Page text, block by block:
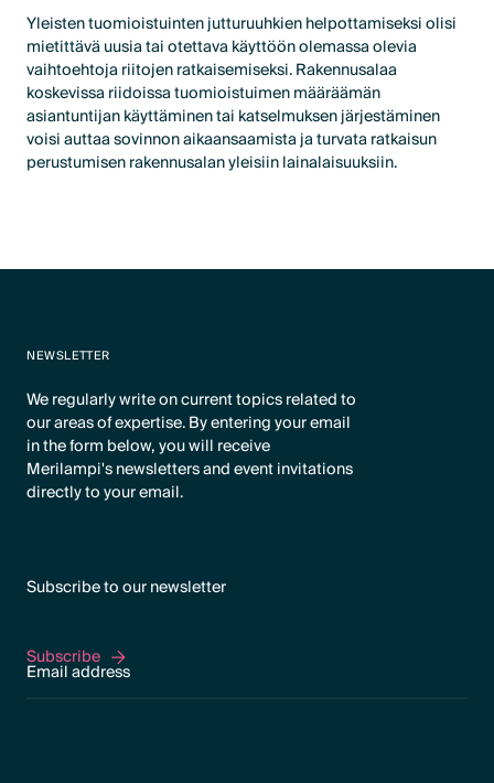
Yleisten tuomioistuinten jutturuuhkien helpottamiseksi olisi
mietittävä uusia tai otettava käyttöön olemassa olevia
vaihtoehtoja riitojen ratkaisemiseksi. Rakennusalaa
koskevissa riidoissa tuomioistuimen määräämän
asiantuntijan käyttäminen tai katselmuksen järjestäminen
voisi auttaa sovinnon aikaansaamista ja turvata ratkaisun
perustumisen rakennusalan yleisiin lainalaisuuksiin.
NEWSLETTER
We regularly write on current topics related to
our areas of expertise. By entering your email
in the form below, you will receive
Merilampi's newsletters and event invitations
directly to your email.
Subscribe to our newsletter
Subscribe
Subscribe